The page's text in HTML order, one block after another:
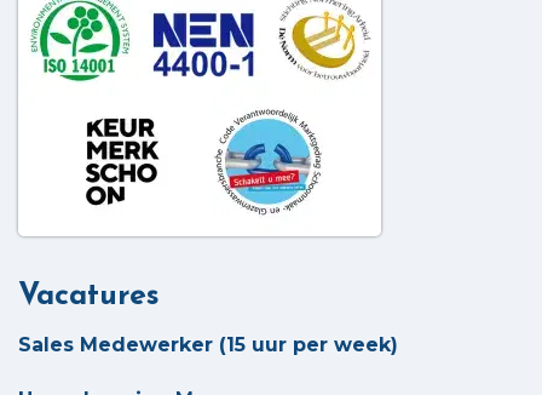
Vacatures
Sales Medewerker (15 uur per week)